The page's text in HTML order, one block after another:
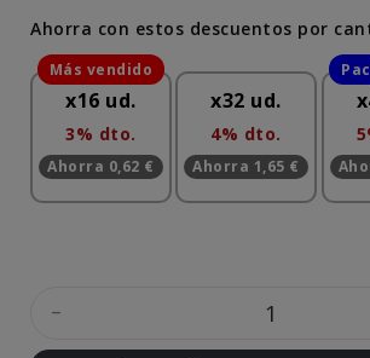
Ahorra con estos descuentos por
x16 ud.
3% dto.
Ahorra 0,62 €
x32 ud.
4% dto.
Ahorra 1,65 €
-